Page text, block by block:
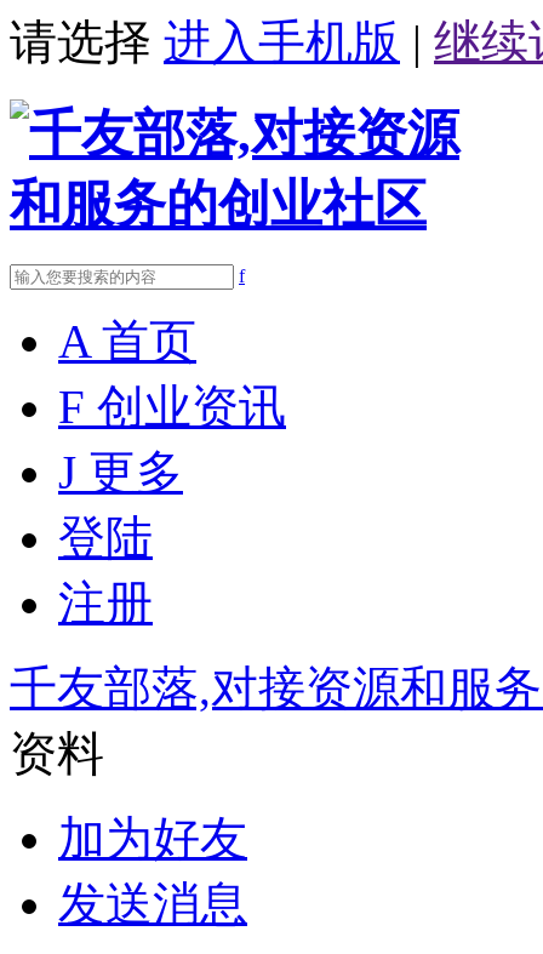
请选择 进入手机版 | 继续
f
A 首页
F 创业资讯
J 更多
登陆
注册
千友部落,对接资源和服
资料
加为好友
发送消息